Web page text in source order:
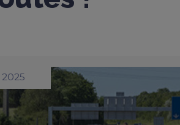
2025